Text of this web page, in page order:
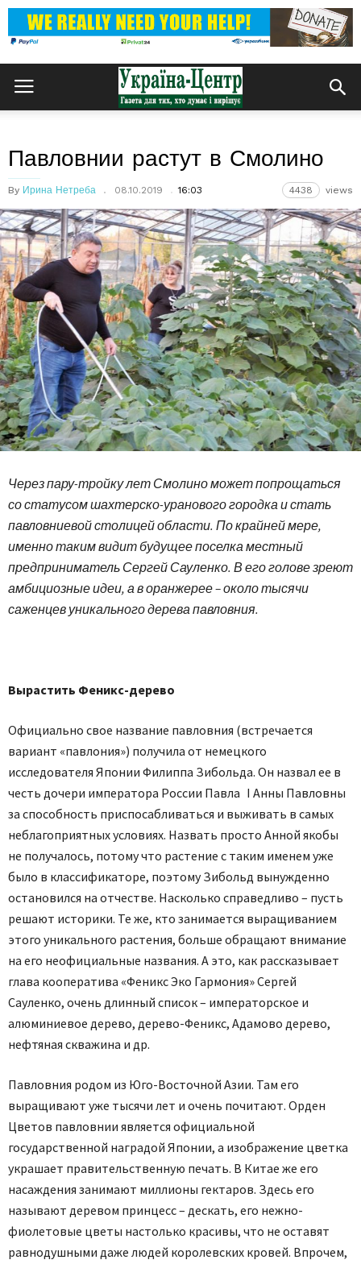
Павловнии растут в Смолино
By Ирина Нетреба 08.10.2019 16:03 4438 views
Через пару-тройку лет Смолино может попрощаться
со статусом шахтерско-уранового городка и стать
павловниевой столицей области. По крайней мере,
именно таким видит будущее поселка местный
предприниматель Сергей Сауленко. В его голове зреют
амбициозные идеи, а в оранжерее – около тысячи
саженцев уникального дерева павловния.
Вырастить Феникс-дерево
Официально свое название павловния (встречается
вариант «павлония») получила от немецкого
исследователя Японии Филиппа Зибольда. Он назвал ее в
честь дочери императора России Павла І Анны Павловны
за способность приспосабливаться и выживать в самых
неблагоприятных условиях. Назвать просто Анной якобы
не получалось, потому что растение с таким именем уже
было в классификаторе, поэтому Зибольд вынужденно
остановился на отчестве. Насколько справедливо – пусть
решают историки. Те же, кто занимается выращиванием
этого уникального растения, больше обращают внимание
на его не­официальные названия. А это, как рассказывает
глава кооператива «Феникс Эко Гармония» Сергей
Сауленко, очень длинный список – императорское и
алюминиевое дерево, дерево-Феникс, Адамово дерево,
нефтяная скважина и др.
Павловния родом из Юго-Восточной Азии. Там его
выращивают уже тысячи лет и очень почитают. Орден
Цветов павловнии является официальной
государственной наградой Японии, а изображение цветка
украшает правительственную печать. В Китае же его
насаждения занимают миллионы гектаров. Здесь его
называют деревом принцесс – дескать, его нежно-
фиолетовые цветы настолько красивы, что не оставят
равнодушными даже людей королевских кровей. Впрочем,